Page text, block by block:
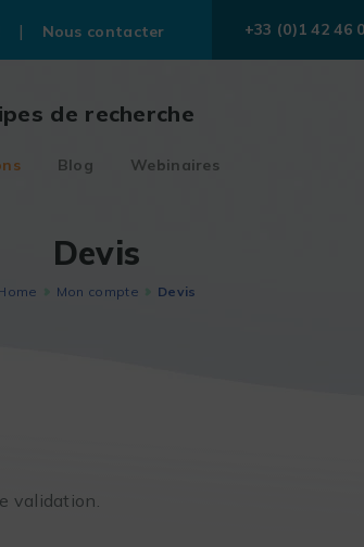
Nous contacter +33 (0)1 42 46
de recherche
Blog Webinaires
Devis
Mon compte Devis
validation.